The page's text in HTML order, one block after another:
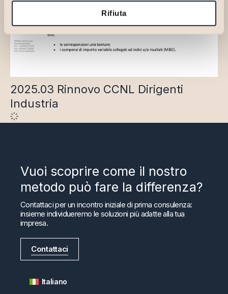
Rifiuta
2025.03 Rinnovo CCNL Dirigenti
Industria
Vuoi scoprire come il nostro
metodo può fare la differenza?
Contattaci per un incontro iniziale di prima consulenza:
insieme individueremo le soluzioni più adatte alla tua
impresa.
Contattaci
Italiano